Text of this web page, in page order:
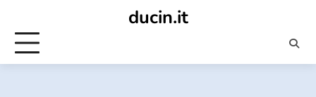
content
ducin.it